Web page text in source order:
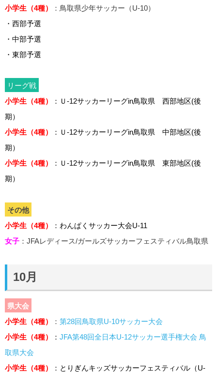
小学生（4種）
：鳥取県少年サッカー（U-10）
・西部予選
・中部予選
・東部予選
リーグ戦
小学生（4種）
：Ｕ-12サッカーリーグin鳥取県 西部地区(後
期）
小学生（4種）
：Ｕ-12サッカーリーグin鳥取県 中部地区(後
期）
小学生（4種）
：Ｕ-12サッカーリーグin鳥取県 東部地区(後
期）
その他
小学生（4種）
：わんぱくサッカー大会U-11
女子 ：JFAレディース/ガールズサッカーフェスティバル鳥取県
10月
県大会
小学生（4種）
： 第28回鳥取県U-10サッカー大会
小学生（4種）
： JFA第48回全日本U-12サッカー選手権大会 鳥
取県大会
小学生（4種）
：とりぎんキッズサッカーフェスティバル（U-